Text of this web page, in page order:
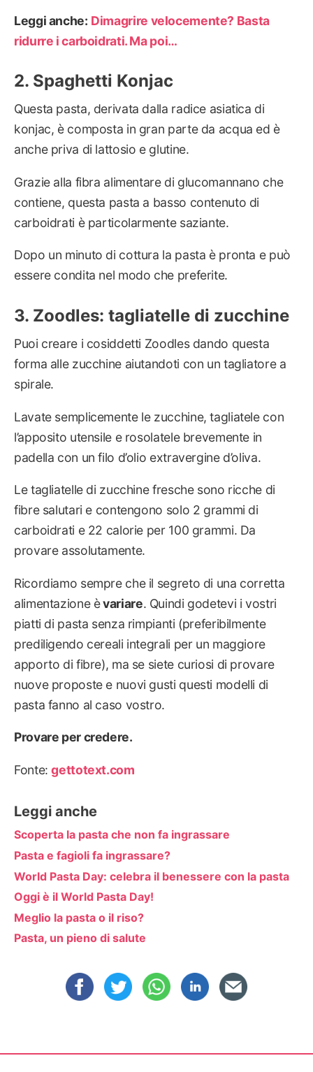
Leggi anche: Dimagrire velocemente? Basta
ridurre i carboidrati. Ma poi…
Spaghetti Konjac
Questa pasta, derivata dalla radice asiatica di
konjac, è composta in gran parte da acqua ed è
anche priva di lattosio e glutine.
Grazie alla fibra alimentare di glucomannano che
contiene, questa pasta a basso contenuto di
carboidrati è particolarmente saziante.
Dopo un minuto di cottura la pasta è pronta e può
essere condita nel modo che preferite.
Zoodles: tagliatelle di zucchine
Puoi creare i cosiddetti Zoodles dando questa
forma alle zucchine aiutandoti con un tagliatore a
spirale.
Lavate semplicemente le zucchine, tagliatele con
l’apposito utensile e rosolatele brevemente in
padella con un filo d’olio extravergine d’oliva.
Le tagliatelle di zucchine fresche sono ricche di
fibre salutari e contengono solo 2 grammi di
carboidrati e 22 calorie per 100 grammi. Da
provare assolutamente.
Ricordiamo sempre che il segreto di una corretta
alimentazione èvariare. Quindi godetevi i vostri
piatti di pasta senza rimpianti (preferibilmente
prediligendo cereali integrali per un maggiore
apporto di fibre), ma se siete curiosi di provare
nuove proposte e nuovi gusti questi modelli di
pasta fanno al caso vostro.
Provare per credere.
Fonte:gettotext.com
Leggi anche
Scoperta la pasta che non fa ingrassare
Pasta e fagioli fa ingrassare?
World Pasta Day: celebra il benessere con la pasta
Oggi è il World Pasta Day!
Meglio la pasta o il riso?
Pasta, un pieno di salute